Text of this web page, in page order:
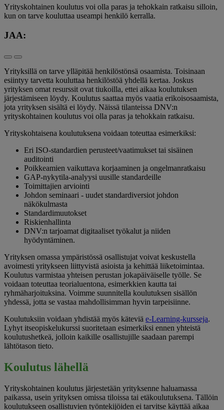
Yrityskohtainen koulutus voi olla paras ja tehokkain ratkaisu silloin,
kun on tarve kouluttaa useampi henkilö kerralla.
JAA:
Yrityksillä on tarve ylläpitää henkilöstönsä osaamista. Toisinaan
esiintyy tarvetta kouluttaa henkilöstöä yhdellä kertaa. Joskus
yrityksen omat resurssit ovat tiukoilla, ettei aikaa koulutuksen
järjestämiseen löydy. Koulutus saattaa myös vaatia erikoisosaamista,
jota yrityksen sisältä ei löydy. Näissä tilanteissa DNV:n
yrityskohtainen koulutus voi olla paras ja tehokkain ratkaisu.
Yrityskohtaisena koulutuksena voidaan toteuttaa esimerkiksi:
Eri ISO-standardien perusteet/vaatimukset tai sisäinen
auditointi
Poikkeamien vaikuttava korjaaminen ja ongelmanratkaisu
GAP-nykytila-analyysi uusille standardeille
Toimittajien arviointi
Johdon seminaari - uudet standardiversiot johdon
näkökulmasta
Standardimuutokset
Riskienhallinta
DNV:n tarjoamat digitaaliset työkalut ja niiden
hyödyntäminen.
Yrityksen omassa ympäristössä osallistujat voivat keskustella
avoimesti yritykseen liittyvistä asioista ja kehittää liiketoimintaa.
Koulutus varmistaa yhteisen perustan jokapäiväiselle työlle. Se
voidaan toteuttaa teorialuentona, esimerkkien kautta tai
ryhmäharjoituksina. Voimme suunnitella koulutuksen sisällön
yhdessä, jotta se vastaa mahdollisimman hyvin tarpeisiinne.
Koulutuksiin voidaan yhdistää myös käteviä e-Learning-kursseja.
Lyhyt itseopiskelukurssi suoritetaan esimerkiksi ennen yhteistä
koulutushetkeä, jolloin kaikille osallistujille saadaan parempi
lähtötason tieto.
Koulutus lähellä
Yrityskohtainen koulutus järjestetään yrityksenne haluamassa
paikassa, usein yrityksen omissa tiloissa tai etäkoulutuksena. Tällöin
koulutukseen osallistuvien työntekijöiden ei tarvitse käyttää aikaa